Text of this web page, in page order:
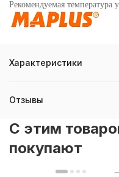
Рекомендуемая температура
Характеристики
Отзывы
C этим
покупают